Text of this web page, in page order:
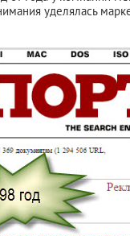
уделялась